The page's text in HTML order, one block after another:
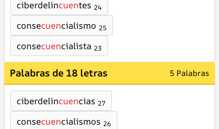
ciberdelincuentes 24
consecuencialismo 25
consecuencialista 23
Palabras de 18 letras 5 Palabras
ciberdelincuencias 27
consecuencialismos 26